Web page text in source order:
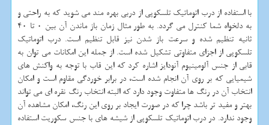
با استفاده از درب اتوماتیک تلسکوپی از دربی بهره مند می شوید که به راحتی و
به دلخواه شما کنترل می گردد. به طور مثال زمان باز ماندن آن بین 0 تا 40
ثانیه تنظیم شده و سرعت باز شدن نیز قابل تنظیم است. درب اتوماتیک
تلسکوپی از اجزای متفاوتی تشکیل شده است. از جمله این امکانات می توان به
قابی از جنس آلومینیوم آنودایز اشاره کرد که این قاب با توجه به واکنش های
شیمیایی که بر روی آن انجام شده است، در برابر خوردگی مقاوم است و امکان
انتخاب آن در رنگ ها متفاوت وجود دارد که البته انتخاب رنگ نقره ای می تواند
بهتر و مفید تر باشد چرا که در صورت ایجاد بر روی این رنگ، امکان مشاهده آن
وجود ندارد. در درب اتوماتیک تلسکوپی از شیشه های با جنس سکوریت استفاده